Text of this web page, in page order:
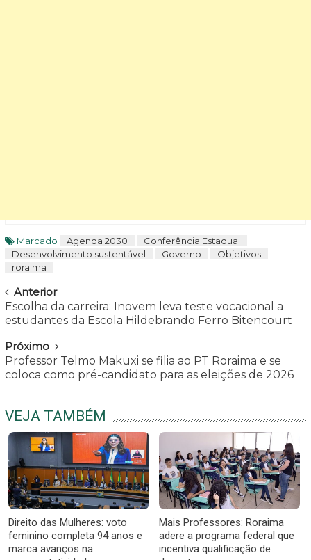
Marcado Agenda 2030
Conferência Estadual
Desenvolvimento sustentável
Governo
Objetivos
roraima
Navegar
Anterior
Escolha da carreira: Inovem leva teste vocacional a
estudantes da Escola Hildebrando Ferro Bitencourt
Próximo
Professor Telmo Makuxi se filia ao PT Roraima e se
coloca como pré-candidato para as eleições de 2026
VEJA TAMBÉM
Direito das Mulheres: voto
feminino completa 94 anos e
marca avanços na
Mais Professores: Roraima
adere a programa federal que
incentiva qualificação de